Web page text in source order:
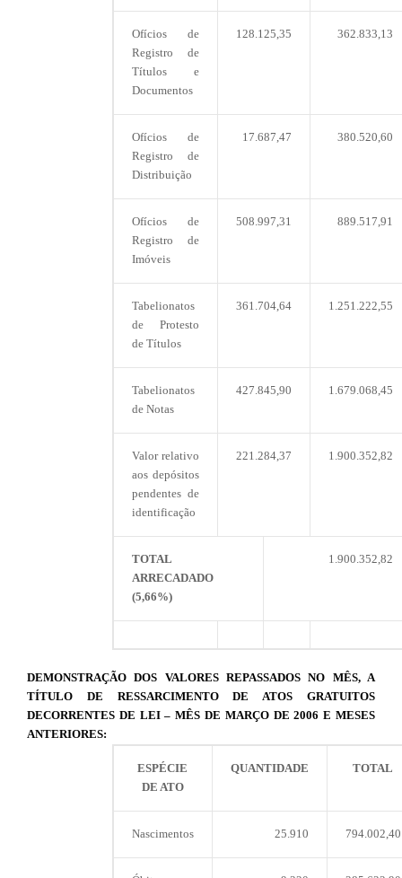
Ofícios de
Registro de
Títulos e
Documentos
128.125,35 362.833,13
Ofícios de
Registro de
Distribuição
17.687,47 380.520,60
Ofícios de
Registro de
Imóveis
508.997,31 889.517,91
Tabelionatos
de Protesto
de Títulos
361.704,64 1.251.222,55
Tabelionatos
de Notas
427.845,90 1.679.068,45
Valor relativo
aos depósitos
pendentes de
identificação
221.284,37 1.900.352,82
TOTAL
ARRECADADO
(5,66%)
1.900.352,82
DEMONSTRAÇÃO DOS VALORES REPASSADOS NO MÊS, A
TÍTULO DE RESSARCIMENTO DE ATOS GRATUITOS
DECORRENTES DE LEI – MÊS DE MARÇO DE 2006 E MESES
ANTERIORES:
ESPÉCIE
DE ATO
QUANTIDADE TOTAL
Nascimentos 25.910 794.002,40